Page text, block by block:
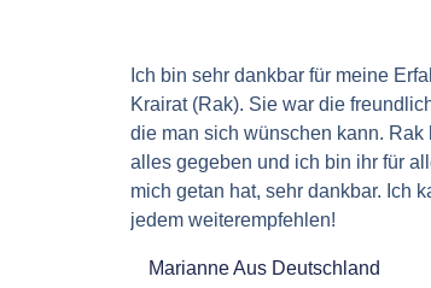
Ich bin sehr dankbar für meine
Krairat (Rak). Sie war die
die man sich wünschen kann. Rak
alles gegeben und ich bin ihr für
mich getan hat, sehr dankbar. Ich
jedem weiterempfehlen!
Marianne Aus Deutschland